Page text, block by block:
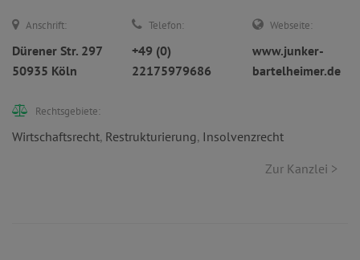
Anschrift:
Dürener Str. 297
50935 Köln
Telefon:
+49 (0)
22175979686
Webseite:
www.junker-
bartelheimer.de
Rechtsgebiete:
Wirtschaftsrecht, Restrukturierung, Insolvenzrecht
Zur Kanzlei >